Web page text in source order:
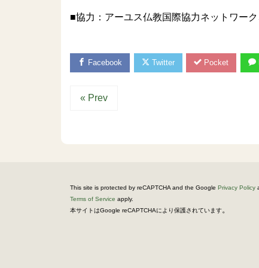
■協力：アーユス仏教国際協力ネットワー
Facebook Twitter Pocket
« Prev
This site is protected by reCAPTCHA and the Google Privacy Policy
Terms of Service apply.
本サイトはGoogle reCAPTCHAにより保護されています。